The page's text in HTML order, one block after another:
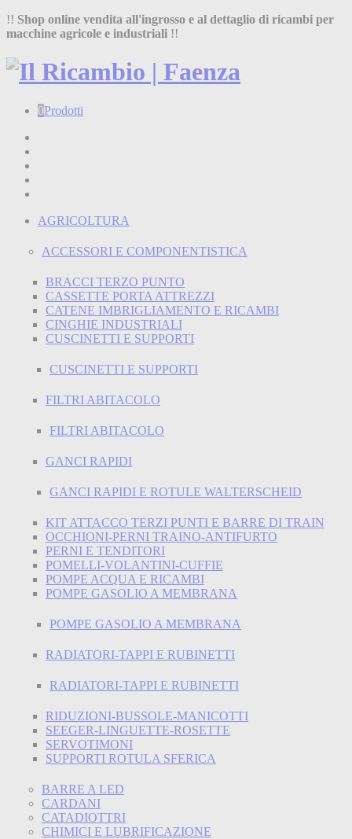
!! Shop online vendita all'ingrosso e al dettaglio di ricambi per
macchine agricole e industriali !!
0Prodotti
AGRICOLTURA
ACCESSORI E COMPONENTISTICA
BRACCI TERZO PUNTO
CASSETTE PORTA ATTREZZI
CATENE IMBRIGLIAMENTO E RICAMBI
CINGHIE INDUSTRIALI
CUSCINETTI E SUPPORTI
CUSCINETTI E SUPPORTI
FILTRI ABITACOLO
FILTRI ABITACOLO
GANCI RAPIDI
GANCI RAPIDI E ROTULE WALTERSCHEID
KIT ATTACCO TERZI PUNTI E BARRE DI TRAIN
OCCHIONI-PERNI TRAINO-ANTIFURTO
PERNI E TENDITORI
POMELLI-VOLANTINI-CUFFIE
POMPE ACQUA E RICAMBI
POMPE GASOLIO A MEMBRANA
POMPE GASOLIO A MEMBRANA
RADIATORI-TAPPI E RUBINETTI
RADIATORI-TAPPI E RUBINETTI
RIDUZIONI-BUSSOLE-MANICOTTI
SEEGER-LINGUETTE-ROSETTE
SERVOTIMONI
SUPPORTI ROTULA SFERICA
BARRE A LED
CARDANI
CATADIOTTRI
CHIMICI E LUBRIFICAZIONE